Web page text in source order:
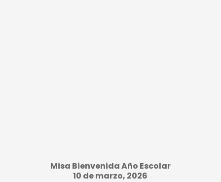
Misa Bienvenida Año Escolar
10 de marzo, 2026